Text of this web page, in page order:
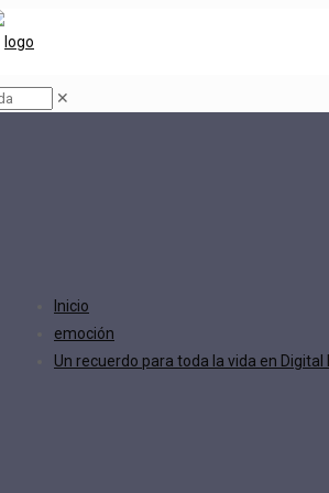
✕
Inicio
emoción
Un recuerdo para toda la vida en